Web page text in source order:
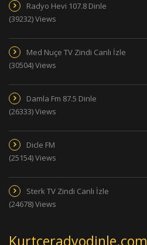
Radyo Hevi 107.8 Dinle
(39232) Views
Med Nuçe TV Zindi Canlı İzle
(30504) Views
Damla Fm 87.5 Dinle
(26333) Views
Dicle FM
(25154) Views
Sterk TV Zindi Canlı İzle
(24678) Views
Kurtceradyodinle.com